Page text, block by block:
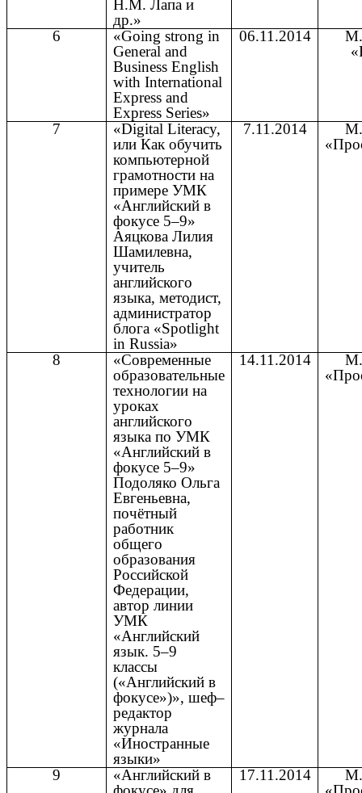
Н.М. Лапа и
др.»
6
«Going strong in
General and
Business English
with International
Express and
Express Series»
06.11.2014
7
«Digital Literacy,
или Как обучить
компьютерной
грамотности на
примере УМК
«Английский в
фокусе 5–9»
Аяцкова Лилия
Шамилевна,
учитель
английского
языка, методист,
администратор
блога «Spotlight
in Russia»
7.11.2014
8
«Современные
образовательные
технологии на
уроках
английского
языка по УМК
«Английский в
фокусе 5–9»
Подоляко Ольга
Евгеньевна,
почётный
работник
общего
образования
Российской
Федерации,
автор линии
УМК
«Английский
язык. 5–9
классы
(«Английский в
фокусе»)», шеф–
редактор
журнала
«Иностранные
языки»
14.11.2014
9
«Английский в
17.11.2014